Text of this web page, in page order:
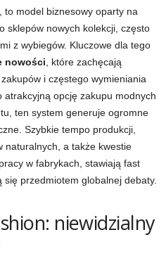
to model biznesowy oparty na
sklepów nowych kolekcji, często
z wybiegów. Kluczowe dla tego
nowości , które zachęcają
i częstego wymieniania
opcję zakupu modnych
ten system generuje ogromne
Szybkie tempo produkcji,
naturalnych, a także kwestie
w fabrykach, stawiają fast
przedmiotem globalnej debaty.
niewidzialny